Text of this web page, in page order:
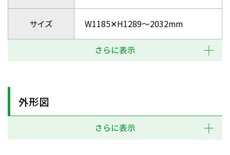
サイズ W1185✕H1289～2032mm
さらに表示
外形図
さらに表示